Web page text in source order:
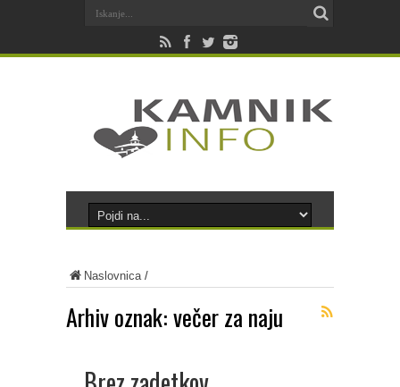
Naslovnica/
Arhiv oznak:večer za naju